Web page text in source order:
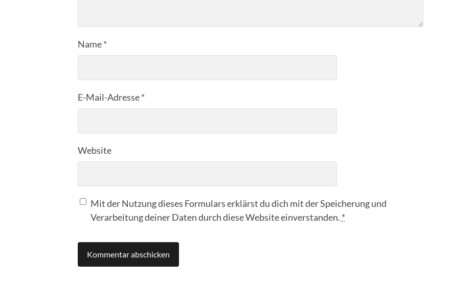
Name*
E-Mail-Adresse*
Website
Mit der Nutzung dieses Formulars erklärst du dich mit der Speicherung und
Verarbeitung deiner Daten durch diese Website einverstanden. *